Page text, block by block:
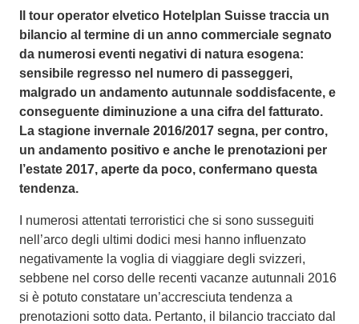
Il tour operator elvetico Hotelplan Suisse traccia un
bilancio al termine di un anno commerciale segnato
da numerosi eventi negativi di natura esogena:
sensibile regresso nel numero di passeggeri,
malgrado un andamento autunnale soddisfacente, e
conseguente diminuzione a una cifra del fatturato.
La stagione invernale 2016/2017 segna, per contro,
un andamento positivo e anche le prenotazioni per
l’estate 2017, aperte da poco, confermano questa
tendenza.
I numerosi attentati terroristici che si sono susseguiti
nell’arco degli ultimi dodici mesi hanno influenzato
negativamente la voglia di viaggiare degli svizzeri,
sebbene nel corso delle recenti vacanze autunnali 2016
si è potuto constatare un’accresciuta tendenza a
prenotazioni sotto data. Pertanto, il bilancio tracciato dal